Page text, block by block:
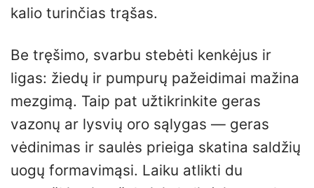
kalio turinčias trąšas.
Be tręšimo, svarbu stebėti kenkėjus ir
ligas: žiedų ir pumpurų pažeidimai mažina
mezgimą. Taip pat užtikrinkite geras
vazonų ar lysvių oro sąlygas — geras
vėdinimas ir saulės prieiga skatina saldžių
uogų formavimąsi. Laiku atlikti du